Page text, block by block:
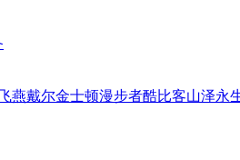
燕戴尔金士顿漫步者酷比客山泽永